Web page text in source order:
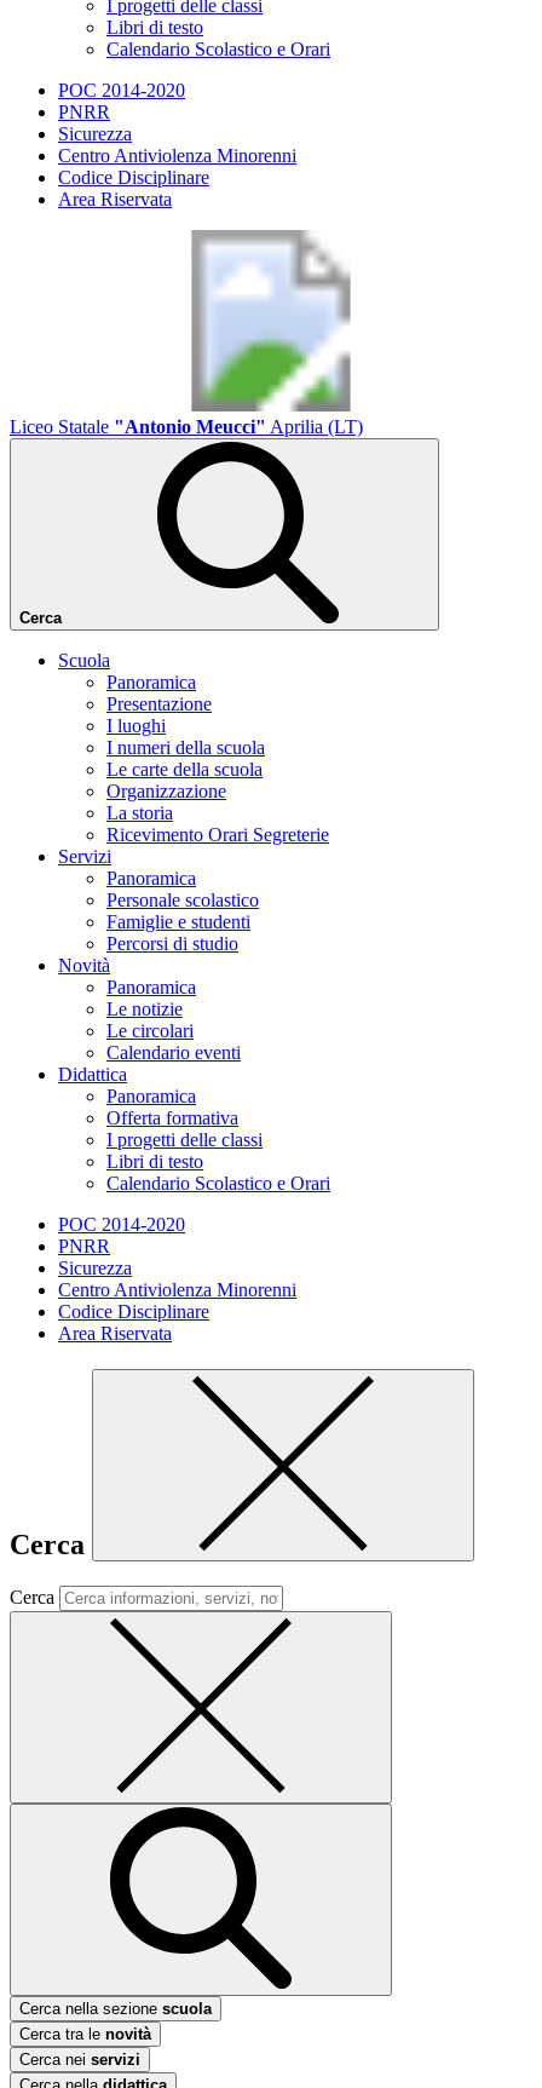
I progetti delle classi
Libri di testo
Calendario Scolastico e Orari
POC 2014-2020
PNRR
Sicurezza
Centro Antiviolenza Minorenni
Codice Disciplinare
Area Riservata
Liceo Statale "Antonio Meucci" Aprilia (LT)
Cerca
Scuola
Panoramica
Presentazione
I luoghi
I numeri della scuola
Le carte della scuola
Organizzazione
La storia
Ricevimento Orari Segreterie
Servizi
Panoramica
Personale scolastico
Famiglie e studenti
Percorsi di studio
Novità
Panoramica
Le notizie
Le circolari
Calendario eventi
Didattica
Panoramica
Offerta formativa
I progetti delle classi
Libri di testo
Calendario Scolastico e Orari
POC 2014-2020
PNRR
Sicurezza
Centro Antiviolenza Minorenni
Codice Disciplinare
Area Riservata
Cerca
Cerca
Cerca nella sezione scuola
Cerca tra le novità
Cerca nei servizi